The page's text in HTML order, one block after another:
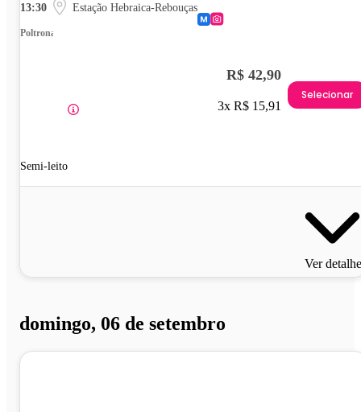
13:30 Estação Hebraica-Rebouças
Poltrona
Semi-leito
R$ 42,90
3x R$ 15,91
Selecionar
Ver
domingo, 06 de setembro